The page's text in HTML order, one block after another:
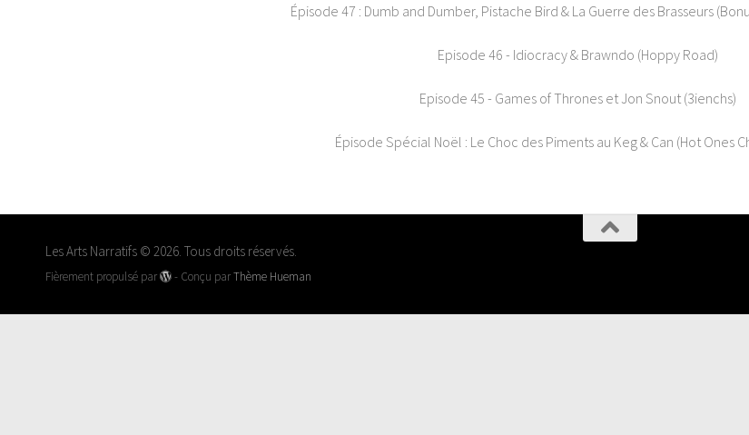
Épisode 47 : Dumb and Dumber, Pistache Bird & La Guerre des Brasseurs
Episode 46 - Idiocracy & Brawndo (Hoppy Road)
Episode 45 - Games of Thrones et Jon Snout (3ienchs)
Épisode Spécial Noël : Le Choc des Piments au Keg & Can (Hot Ones
Les Arts Narratifs © 2026. Tous droits réservés.
Fièrement propulsé par - Conçu parThème Hueman